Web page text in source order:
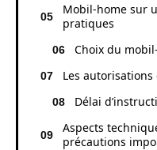
Mobil-home sur
pratiques
Choix du
Les
Délai
Aspects
précautions